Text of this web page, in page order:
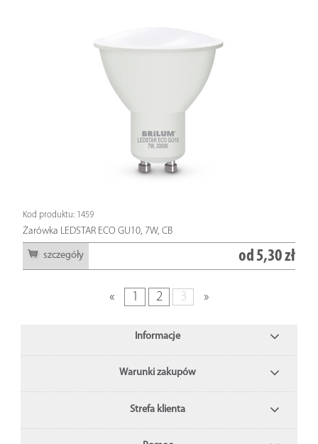
Kod produktu: 1459
Żarówka LEDSTAR ECO GU10, 7W, CB
szczegóły od 5,30 zł
« 1 2 3 »
Informacje
Warunki zakupów
Strefa klienta